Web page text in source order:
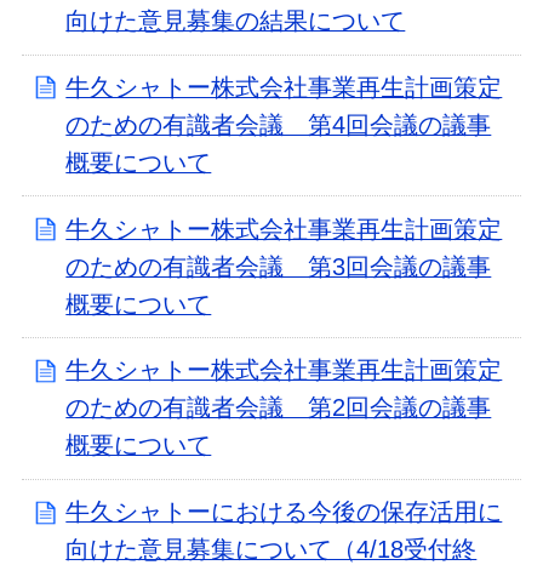
向けた意見募集の結果について
牛久シャトー株式会社事業再生計画策定
のための有識者会議 第4回会議の議事
概要について
牛久シャトー株式会社事業再生計画策定
のための有識者会議 第3回会議の議事
概要について
牛久シャトー株式会社事業再生計画策定
のための有識者会議 第2回会議の議事
概要について
牛久シャトーにおける今後の保存活用に
向けた意見募集について（4/18受付終